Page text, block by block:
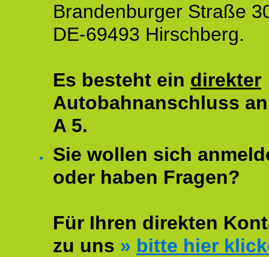
Brandenburger Straße
DE-69493 Hirschberg.
Es besteht ein direkter
Autobahnanschluss
A 5.
Sie wollen sich
oder haben Fragen?
Für Ihren direkten
zu uns » bitte hier